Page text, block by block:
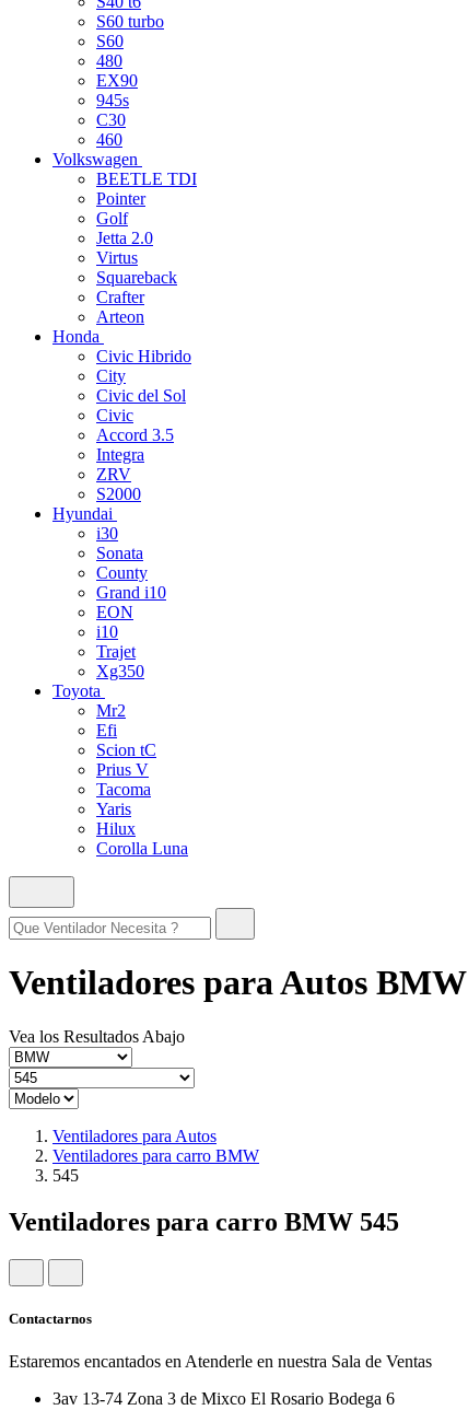
S60 turbo
S60
480
EX90
945s
C30
460
Volkswagen
BEETLE TDI
Pointer
Golf
Jetta 2.0
Virtus
Squareback
Crafter
Arteon
Honda
Civic Hibrido
City
Civic del Sol
Civic
Accord 3.5
Integra
ZRV
S2000
Hyundai
i30
Sonata
County
Grand i10
EON
i10
Trajet
Xg350
Toyota
Mr2
Efi
Scion tC
Prius V
Tacoma
Yaris
Hilux
Corolla Luna
Ventiladores para Autos BMW
Vea los Resultados Abajo
Ventiladores para Autos
Ventiladores para carro BMW
545
Ventiladores para carro BMW 545
Contactarnos
Estaremos encantados en Atenderle en nuestra Sala de Ventas
3av 13-74 Zona 3 de Mixco El Rosario Bodega 6